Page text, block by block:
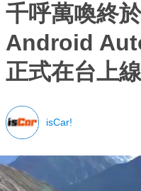
千呼萬喚終
Android
正式在台上線
isCar!